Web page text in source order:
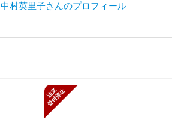
中村英里子さんのプロフィール